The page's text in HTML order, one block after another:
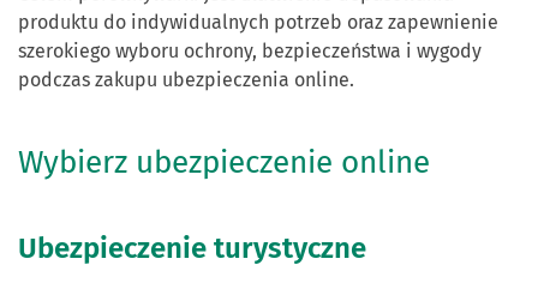
produktu do indywidualnych potrzeb oraz zapewnienie
szerokiego wyboru ochrony, bezpieczeństwa i wygody
podczas zakupu ubezpieczenia online.
Wybierz ubezpieczenie online
Ubezpieczenie turystyczne